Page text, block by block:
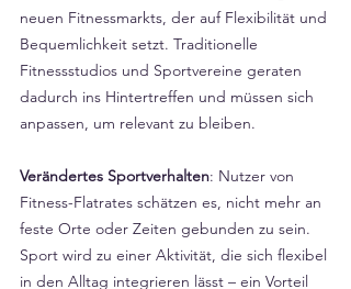
neuen Fitnessmarkts, der auf Flexibilität und
Bequemlichkeit setzt. Traditionelle
Fitnessstudios und Sportvereine geraten
dadurch ins Hintertreffen und müssen sich
anpassen, um relevant zu bleiben.
Verändertes Sportverhalten: Nutzer von
Fitness-Flatrates schätzen es, nicht mehr an
feste Orte oder Zeiten gebunden zu sein.
Sport wird zu einer Aktivität, die sich flexibel
in den Alltag integrieren lässt – ein Vorteil